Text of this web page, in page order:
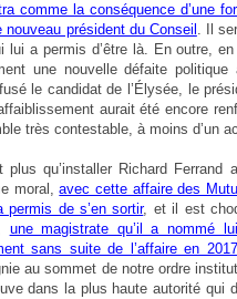
comme la conséquence d’une
nouveau président du Conseil . Il
lui a permis d’être là. En outre,
une nouvelle défaite
le candidat de l’Élysée, le
aurait été encore
très contestable, à moins d’un
plus qu’installer Richard
moral,avec cette affaire des
permis de s’en sortir, et il est
une magistrate qu’il a nommé
sans suite de l’affaire en 2017
au sommet de notre ordre
dans la plus haute autorité qui